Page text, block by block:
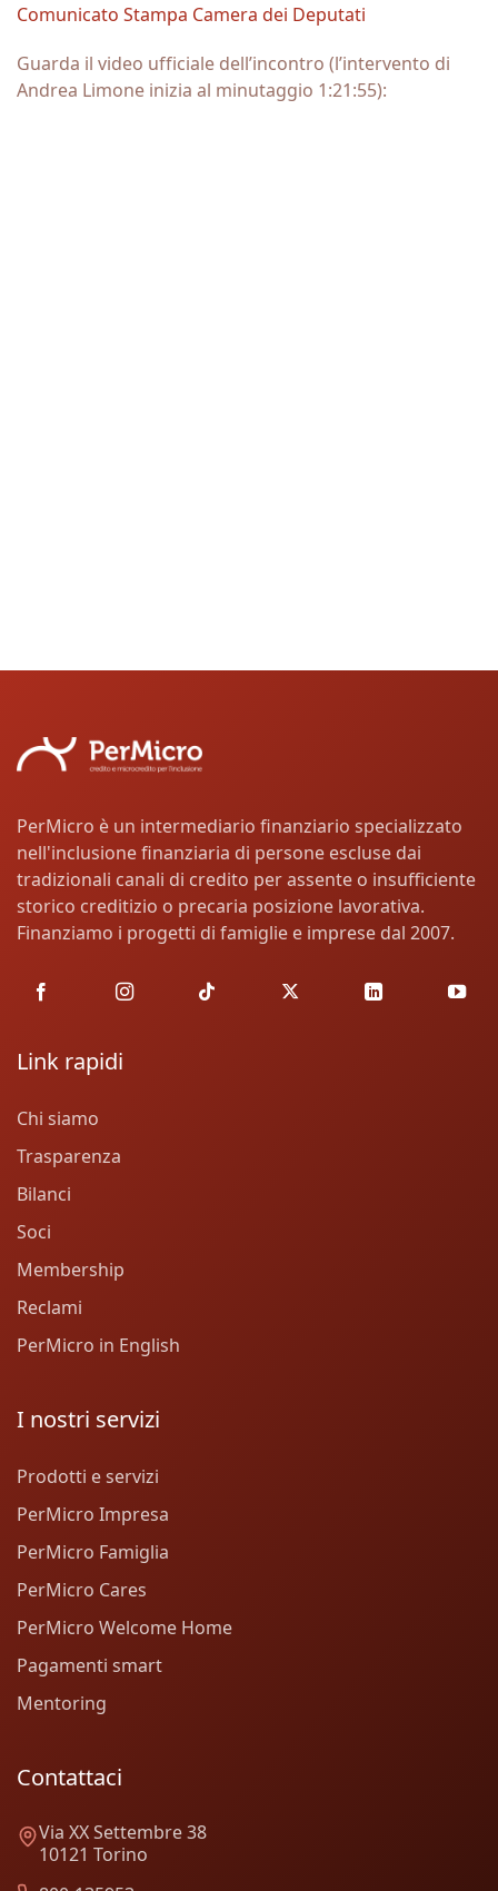
Comunicato Stampa Camera dei Deputati
Guarda il video ufficiale dell’incontro (l’intervento di
Andrea Limone inizia al minutaggio 1:21:55):
PerMicro è un intermediario finanziario specializzato
nell'inclusione finanziaria di persone escluse dai
tradizionali canali di credito per assente o insufficiente
storico creditizio o precaria posizione lavorativa.
Finanziamo i progetti di famiglie e imprese dal 2007.
Link rapidi
Chi siamo
Trasparenza
Bilanci
Soci
Membership
Reclami
PerMicro in English
I nostri servizi
Prodotti e servizi
PerMicro Impresa
PerMicro Famiglia
PerMicro Cares
PerMicro Welcome Home
Pagamenti smart
Mentoring
Contattaci
Via XX Settembre 38
10121 Torino